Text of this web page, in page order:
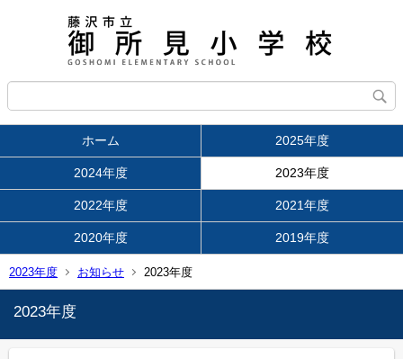
ホーム 2025年度
2024年度 2023年度
2022年度 2021年度
2020年度 2019年度
2023年度 お知らせ 2023年度
2023年度